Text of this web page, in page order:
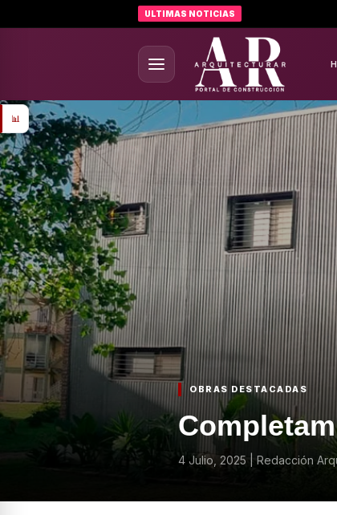
ULTIMAS NOTICIAS
OBRAS DESTACADAS
4 Julio, 2025 Redacción
📊